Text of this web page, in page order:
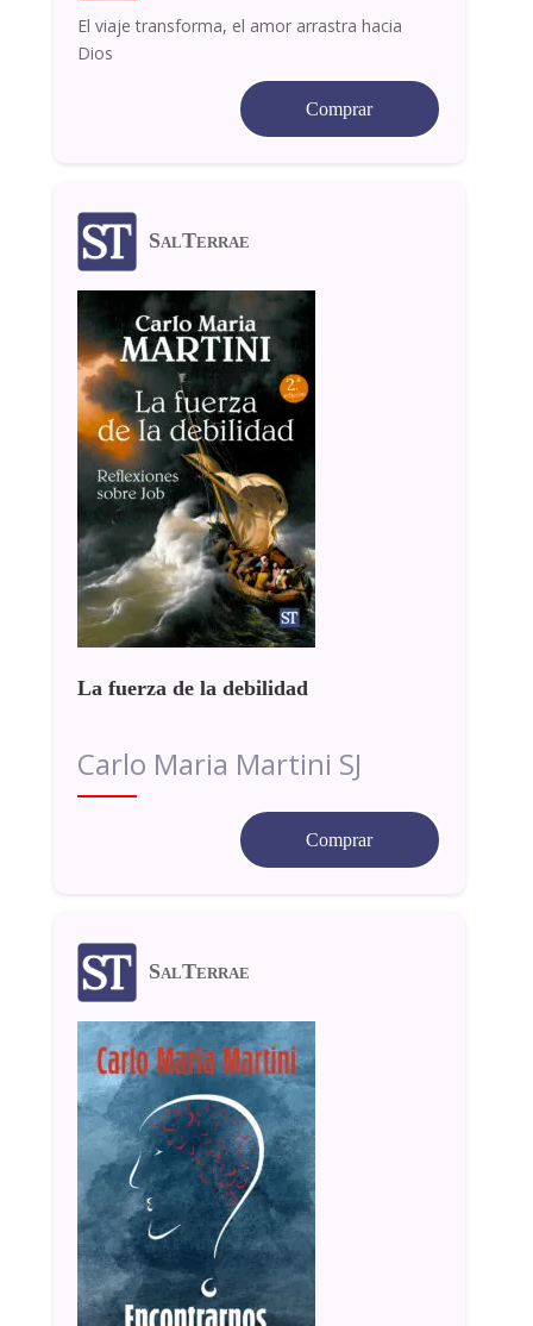
El viaje transforma, el amor arrastra hacia
Dios
Comprar
SalTerrae
La fuerza de la debilidad
Carlo Maria Martini SJ
Comprar
SalTerrae